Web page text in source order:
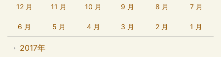
12 月 11 月 10 月 9 月 8 月 7 月
6 月 5 月 4 月 3 月 2 月 1 月
2017年